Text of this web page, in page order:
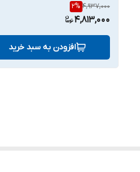
4,937,000
2%
4,813,000
افزودن به سبد خرید